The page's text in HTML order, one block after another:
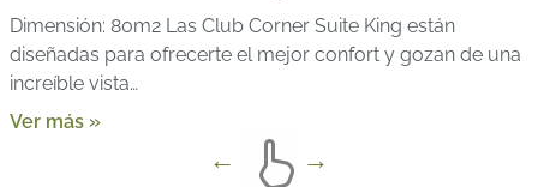
Dimensión: 80m2 Las Club Corner Suite King están
diseñadas para ofrecerte el mejor confort y gozan de una
increíble vista…
Ver más »